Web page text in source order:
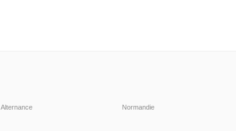
Alternance Normandie